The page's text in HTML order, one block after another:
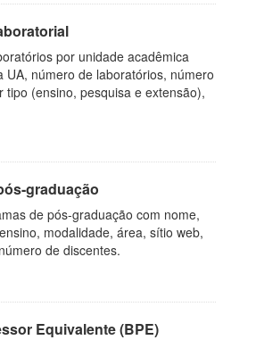
por unidade acadêmica
UA, número de laboratórios, número
tipo (ensino, pesquisa e extensão),
graduação
de pós-graduação com nome,
modalidade, área, sítio web,
de discentes.
Equivalente (BPE)